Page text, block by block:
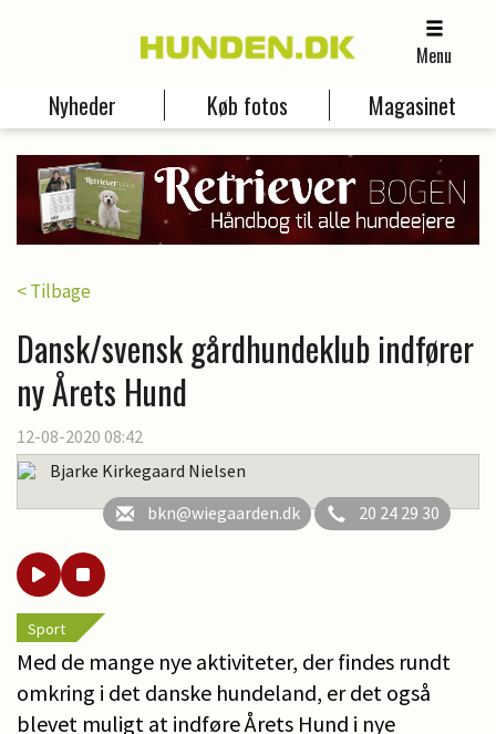
Menu
Nyheder Køb fotos Magasinet
< Tilbage
Dansk/svensk gårdhundeklub indfører
ny Årets Hund
12-08-2020 08:42
Bjarke Kirkegaard Nielsen
bkn@wiegaarden.dk
20 24 29 30
Sport
Med de mange nye aktiviteter, der findes rundt
omkring i det danske hundeland, er det også
blevet muligt at indføre Årets Hund i nye